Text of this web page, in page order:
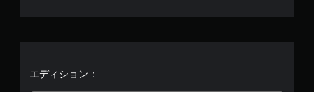
エディション：